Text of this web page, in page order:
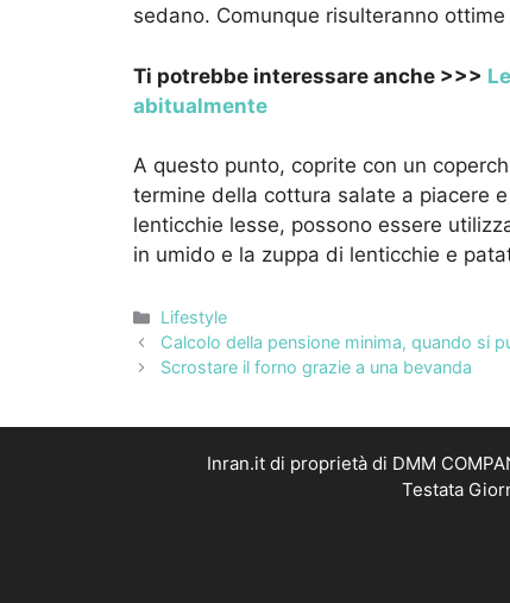
sedano. Comunque risulteranno
Ti potrebbe interessare anche >>>
abitualmente
A questo punto, coprite con un
termine della cottura salate a piacere
lenticchie lesse, possono essere
in umido e la zuppa di lenticchie e
Categorie
Lifestyle
Calcolo della pensione minima, quando si
Scrostare il forno grazie a una bevanda
Inran.it di proprietà di DMM
Testata